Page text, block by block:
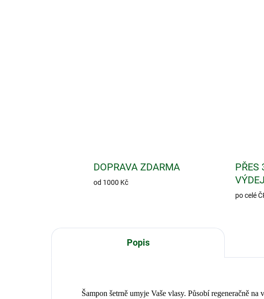
DOPRAVA ZDARMA
od 1000 Kč
PŘES
po celé
Popis
Šampon šetrně umyje Vaše vlasy. Působí regeneračně